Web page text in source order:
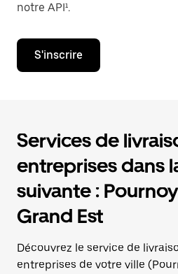
notre API¹.
S'inscrire
Services de
entreprises dans
suivante :
Grand Est
Découvrez le service de
entreprises de votre ville